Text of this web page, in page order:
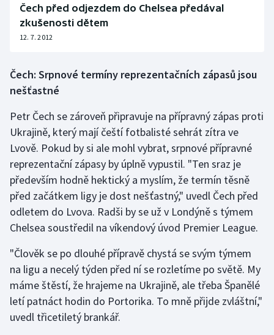
Stolní tenis
Triatlon
Veslování
Vodní slalom
Volejbal
Ostatní
Čech před odjezdem do Chelsea předával
zkušenosti dětem
12. 7. 2012
Čech: Srpnové termíny reprezentačních zápasů jsou
nešťastné
Petr Čech se zároveň připravuje na přípravný zápas proti
Ukrajině, který mají čeští fotbalisté sehrát zítra ve
Lvově. Pokud by si ale mohl vybrat, srpnové přípravné
reprezentační zápasy by úplně vypustil. "Ten sraz je
především hodně hektický a myslím, že termín těsně
před začátkem ligy je dost nešťastný," uvedl Čech před
odletem do Lvova. Radši by se už v Londýně s týmem
Chelsea soustředil na víkendový úvod Premier League.
"Člověk se po dlouhé přípravě chystá se svým týmem
na ligu a necelý týden před ní se rozletíme po světě. My
máme štěstí, že hrajeme na Ukrajině, ale třeba Španělé
letí patnáct hodin do Portorika. To mně přijde zvláštní,"
uvedl třicetiletý brankář.